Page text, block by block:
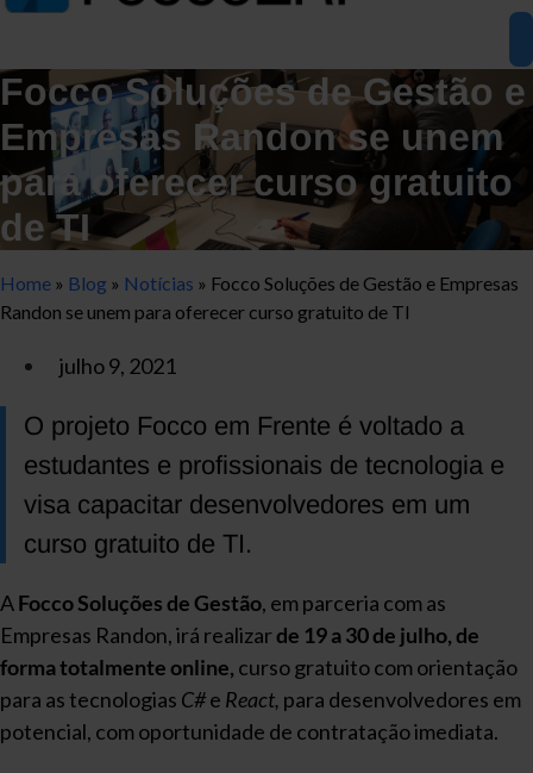
Focco Soluções de Gestão e
Empresas Randon se unem
para oferecer curso gratuito
de TI
Home » Blog » Notícias » Focco Soluções de Gestão e Empresas
Randon se unem para oferecer curso gratuito de TI
julho 9, 2021
O projeto Focco em Frente é voltado a
estudantes e profissionais de tecnologia e
visa capacitar desenvolvedores em um
curso gratuito de TI.
AFocco Soluções de Gestão, em parceria com as
Empresas Randon, irá realizarde 19 a 30 de julho, de
forma totalmente online, curso gratuito com orientação
para as tecnologias C#e React, para desenvolvedores em
potencial, com oportunidade de contratação imediata.